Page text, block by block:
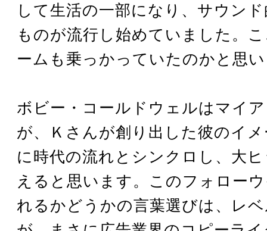
して生活の一部になり、サウン
ものが流行し始めていました。
ームも乗っかっていたのかと思
ボビー・コールドウェルはマイ
が、Ｋさんが創り出した彼のイ
に時代の流れとシンクロし、大
えると思います。このフォロー
れるかどうかの言葉選びは、レ